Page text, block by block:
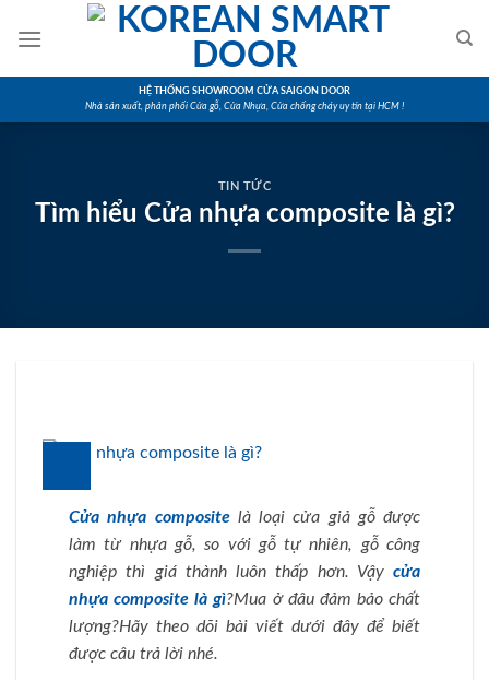
HỆ THỐNG SHOWROOM CỬA SAIGON DOOR
Nhà sản xuất, phân phối Cửa gỗ, Cửa Nhựa, Cửa chống cháy uy tín tại HCM !
TIN TỨC
Tìm hiểu Cửa nhựa composite là gì?
Cửa nhựa compositelà loại cửa giả gỗ được
làm từ nhựa gỗ, so với gỗ tự nhiên, gỗ công
nghiệp thì giá thành luôn thấp hơn. Vậy cửa
nhựa composite là gì?Mua ở đâu đảm bảo chất
lượng?Hãy theo dõi bài viết dưới đây để biết
được câu trả lời nhé.